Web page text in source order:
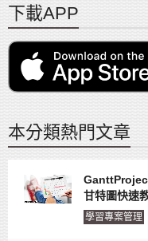
下載APP
本分類熱門文章
甘特圖快速
學習專案管理